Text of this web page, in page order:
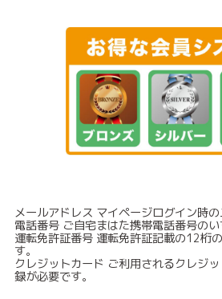
メールアドレス マイページログイン時の
電話番号 ご自宅まはた携帯電話番号のい
運転免許証番号 運転免許証記載の12桁
す。
クレジットカード ご利用されるクレジ
録が必要です。